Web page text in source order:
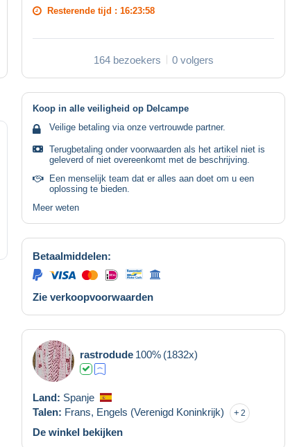
Resterende tijd : 16:23:58
164 bezoekers 0 volgers
Koop in alle veiligheid op Delcampe
Veilige betaling via onze vertrouwde partner.
Terugbetaling onder voorwaarden als het artikel niet is
geleverd of niet overeenkomt met de beschrijving.
Een menselijk team dat er alles aan doet om u een
oplossing te bieden.
Meer weten
Betaalmiddelen:
Zie verkoopvoorwaarden
rastrodude 100% (1832x)
Land: Spanje
Talen: Frans, Engels (Verenigd Koninkrijk) 2
De winkel bekijken